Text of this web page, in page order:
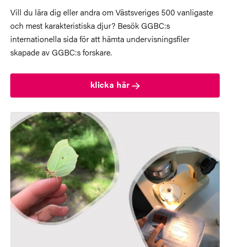
Vill du lära dig eller andra om Västsveriges 500 vanligaste
och mest karakteristiska djur? Besök GGBC:s
internationella sida för att hämta undervisningsfiler
skapade av GGBC:s forskare.
klicka här